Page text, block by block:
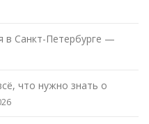
в Санкт-Петербурге —
что нужно знать о